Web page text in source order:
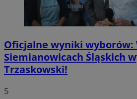
Oficjalne wyniki wyborów:
Siemianowicach Śląskich
Trzaskowski!
5